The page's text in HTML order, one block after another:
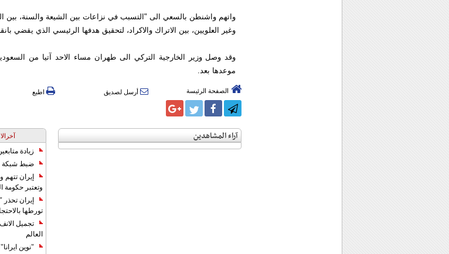
واتهم واشنطن بالسعي الى "التسبب في نزاعات بين الشيعة والسنة، بين
وغير العلويين، بين الاتراك والاكراد، لتحقيق هدفها الرئيسي الذي يقضي
وقد وصل وزير الخارجية التركي الى طهران مساء الاحد آتيا من
موعدها بعد.
الصفحة الرئيسة أرسل لصديق اطبع
آراء المشاهدين
زيادة
ضبط شبكة
إيران تتهم
وتعتبر حكومة
إيران
تورطها
تجميل
العالم
"نوين